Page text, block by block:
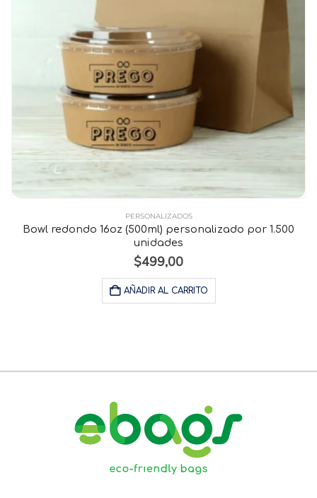
PERSONALIZADOS
Bowl redondo 16oz (500ml) personalizado por 1.500
unidades
$499,00
AÑADIR AL CARRITO